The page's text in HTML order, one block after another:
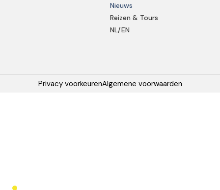
Nieuws
Reizen & Tours
NL/EN
Privacy voorkeurenAlgemene voorwaarden